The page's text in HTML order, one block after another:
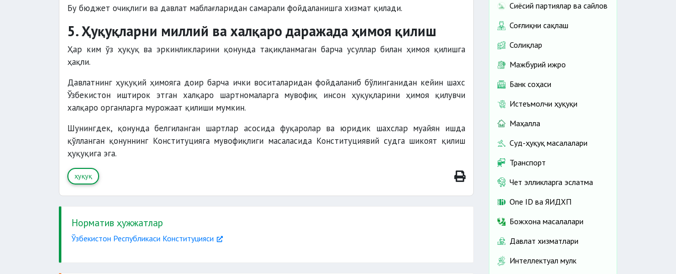
Бу бюджет очиқлиги ва давлат маблағларидан самарали фойдаланишга хизмат қилади.
5. Ҳуқуқларни миллий ва халқаро даражада ҳимоя қилиш
Ҳар ким ўз ҳуқуқ ва эркинликларини қонунда тақиқланмаган барча усуллар билан ҳимоя қилишга
ҳақли.
Давлатнинг ҳуқуқий ҳимояга доир барча ички воситаларидан фойдаланиб бўлинганидан кейин шахс
Ўзбекистон иштирок этган халқаро шартномаларга мувофиқ инсон ҳуқуқларини ҳимоя қилувчи
халқаро органларга мурожаат қилиши мумкин.
Шунингдек, қонунда белгиланган шартлар асосида фуқаролар ва юридик шахслар муайян ишда
қўлланган қонуннинг Конституцияга мувофиқлиги масаласида Конституциявий судга шикоят қилиш
ҳуқуқига эга.
ҳуқуқ
Норматив ҳужжатлар
Ўзбекистон Республикаси Конституцияси
Сиёсий партиялар ва сайлов
Соғлиқни сақлаш
Солиқлар
Мажбурий ижро
Банк соҳаси
Истеъмолчи ҳуқуқи
Маҳалла
Суд-ҳуқуқ масалалари
Транспорт
Чет элликларга эслатма
One ID ва ЯИДХП
Божхона масалалари
Давлат хизматлари
Интеллектуал мулк